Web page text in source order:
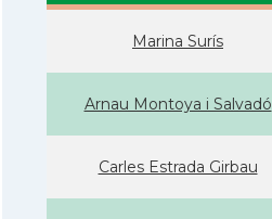
Marina Surís
Arnau Montoya i Salvadó
Carles Estrada Girbau